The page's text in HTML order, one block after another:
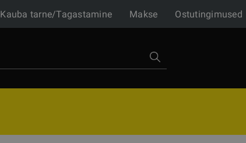
Kauba tarne/Tagastamine Makse Ostutingimused